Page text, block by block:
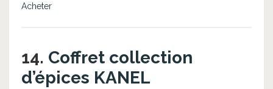
Acheter
14. Coffret collection
d’épices KANEL